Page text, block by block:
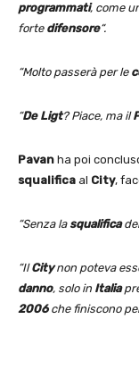
programmati, come
forte difensore“.
“Molto passerà per le
“De Ligt? Piace, ma il
Pavan ha poi
squalifica al City,
“Senza la squalifica
“IlCitynon poteva
danno, solo in Italia
2006che finiscono